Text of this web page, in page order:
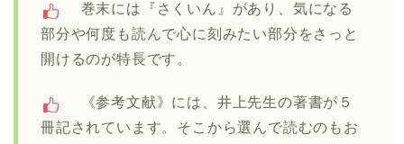
巻末には『さくいん』があり、気になる
部分や何度も読んで心に刻みたい部分をさっと
開けるのが特長です。
《参考文献》には、井上先生の著書が５
冊記されています。そこから選んで読むのもお